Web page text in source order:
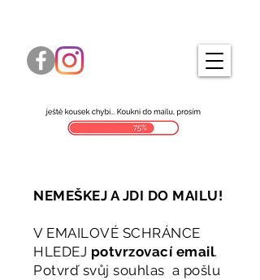
NEMEŠKEJ A JDI DO MAILU!
V EMAILOVÉ SCHRÁNCE
HLEDEJ potvrzovací email.
Potvrď svůj souhlas a pošlu